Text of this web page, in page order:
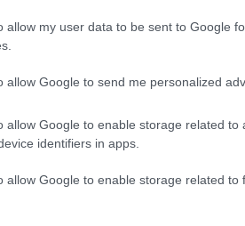
allow my user data to be sent to Google
allow Google to send me personalized
allow Google to enable storage related to
identifiers in apps.
allow Google to enable storage related to
musí mať každý kutil!
UROB SI SÁM a získajte